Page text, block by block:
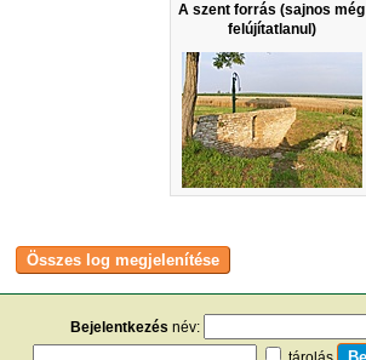
A szent forrás (sajnos még
felújítatlanul)
Bejelentkezés név: